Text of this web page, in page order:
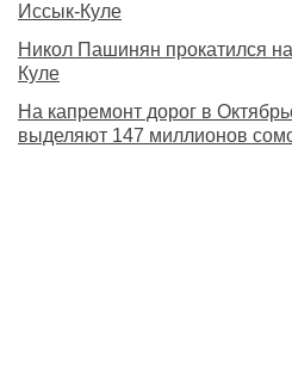
Иссык-Куле
Никол Пашинян прокатился
Куле
На капремонт дорог в
выделяют 147 миллионов